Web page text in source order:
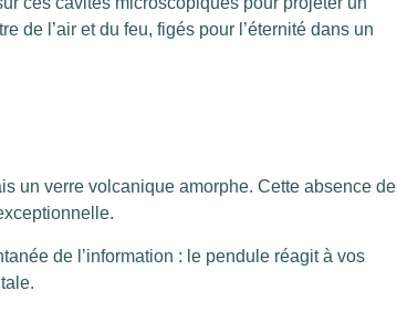
de l’air et du feu, figés pour l’éternité dans un
un verre volcanique amorphe. Cette absence de
de l’information : le pendule réagit à vos